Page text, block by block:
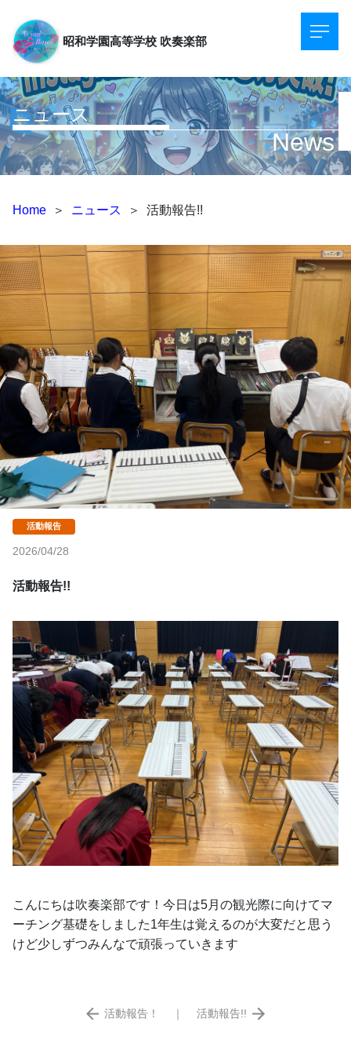
昭和学園高等学校 吹奏楽部
ニュース
News
Home ＞ ニュース ＞ 活動報告!!
2026/04/28
活動報告!!
こんにちは吹奏楽部です！今日は5月の観光際に向けてマ
ーチング基礎をしました1年生は覚えるのが大変だと思う
けど少しずつみんなで頑張っていきます
活動報告！ ｜ 活動報告!!